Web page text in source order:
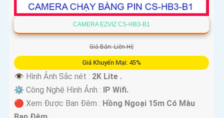
CAMERA EZVIZ CS-HB3-B1
Giá Bán: Liên Hệ
Giá Khuyến Mại: 45%
👁 Hình Ảnh Sắc nét : 2K Lite .
⚙ Công Nghệ Hình Ảnh : IP Wifi.
🔴 Xem Được Ban Đêm : Hồng Ngoại 15m Có Màu